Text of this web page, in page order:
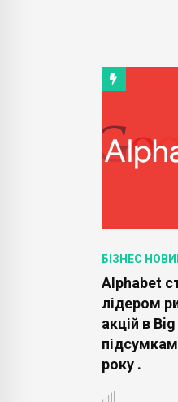
БІЗНЕС
Alphabet
лідером
акцій в
року .